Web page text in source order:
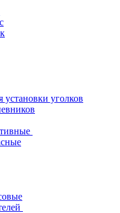
установки уголков